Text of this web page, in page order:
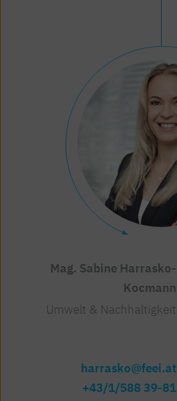
Mag. Sabine Harrasko-
Kocmann
Umwelt & Nachhaltigkeit
harrasko@feei.at
+43/1/588 39-81